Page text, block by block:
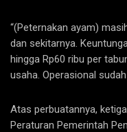
“(Peternakan ayam)
dan sekitarnya.
hingga Rp60 ribu per
usaha. Operasional
Atas perbuatannya,
Peraturan Pemerintah